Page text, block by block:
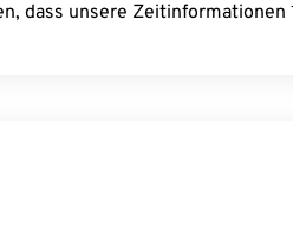
dass unsere